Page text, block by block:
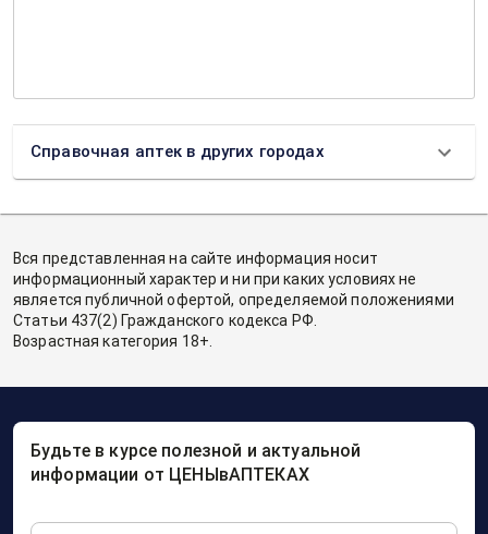
Справочная аптек в других городах
Вся представленная на сайте информация носит
информационный характер и ни при каких условиях не
является публичной офертой, определяемой положениями
Статьи 437(2) Гражданского кодекса РФ.
Возрастная категория 18+.
Будьте в курсе полезной и актуальной
информации от ЦЕНЫвАПТЕКАХ